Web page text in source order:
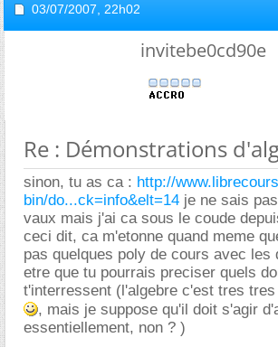
03/07/2007, 22h02
invitebe0cd90e
Re : Démonstrations
sinon, tu as ca : http://
bin/do...ck=info&elt=14 je ne sais
vaux mais j'ai ca sous le coude
ceci dit, ca m'etonne quand meme
pas quelques poly de cours avec les
etre que tu pourrais preciser quels
t'interressent (l'algebre c'est tres
, mais je suppose qu'il doit s'agir
essentiellement, non ? )